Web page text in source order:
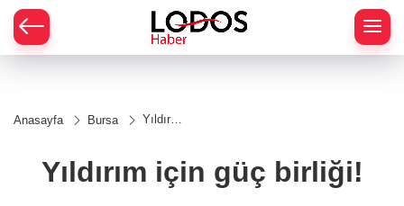
Anasayfa Bursa
Yıldırım
Yıldırım için güç birliği!